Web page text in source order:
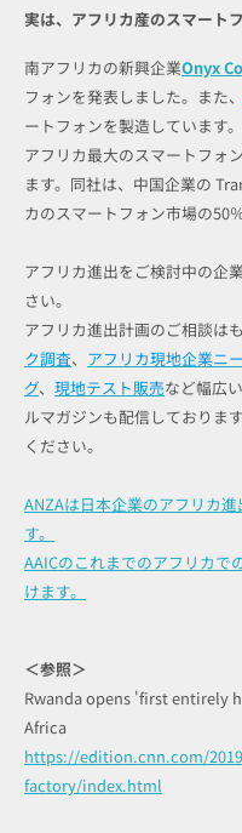
実は、アフリカ産のスマート
南アフリカの新興企業Onyx
フォンを発表しました。また、
ートフォンを製造しています。
アフリカ最大のスマートフォ
ます。同社は、中国企業の
カのスマートフォン市場の50
アフリカ進出をご検討中の企
さい。
アフリカ進出計画のご相談はも
ク調査、 アフリカ現地企業ニ
グ、 現地テスト販売など幅広
ルマガジンも配信しておりま
ください。
ANZAは日本企業のアフリカ進
す。
AAICのこれまでのアフリカで
けます。
＜参照＞
Rwanda opens 'first entirely
Africa
https://edition.cnn.com/
factory/index.html